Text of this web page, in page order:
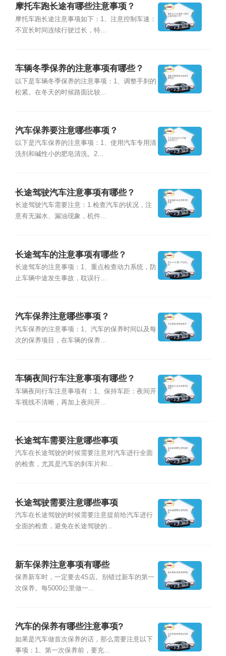
摩托车跑长途有哪些注意事项？
摩托车跑长途注意事项如下：1、注意控制车速：
不宜长时间连续行驶过长，特...
车辆冬季保养的注意事项有哪些？
以下是车辆冬季保养的注意事项：1、调整手刹的
松紧。在冬天的时候路面比较...
汽车保养要注意哪些事项？
以下是汽车保养的注意事项：1、使用汽车专用清
洗剂和碱性小的肥皂清洗。2...
长途驾驶汽车注意事项有哪些？
长途驾驶汽车需要注意：1.检查汽车的状况，注
意有无漏水、漏油现象，机件...
长途驾车的注意事项有哪些？
长途驾车的注意事项：1、重点检查动力系统，防
止车辆中途发生事故，耽误行...
汽车保养注意哪些事项？
汽车保养的注意事项：1、汽车的保养时间以及每
次的保养项目，在车辆的保养...
车辆夜间行车注意事项有哪些？
车辆夜间行车注意事项有：1、保持车距：夜间开
车视线不清晰，再加上夜间开...
长途驾车需要注意哪些事项
汽车在长途驾驶的时候需要注意对汽车进行全面
的检查，尤其是汽车的刹车片和...
长途驾驶需要注意哪些事项
汽车在长途驾驶的时候需要注意提前给汽车进行
全面的检查，避免在长途驾驶的...
新车保养注意事项有哪些
保养新车时，一定要去4S店。别错过新车的第一
次保养。每5000公里做一...
汽车的保养有哪些注意事项?
如果是汽车做首次保养的话，那么需要注意以下
事项：1、第一次保养前，要充...